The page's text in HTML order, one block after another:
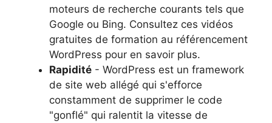
moteurs de recherche courants tels que
Google ou Bing. Consultez ces vidéos
gratuites de formation au référencement
WordPress pour en savoir plus.
Rapidité - WordPress est un framework
de site web allégé qui s'efforce
constamment de supprimer le code
"gonflé" qui ralentit la vitesse de